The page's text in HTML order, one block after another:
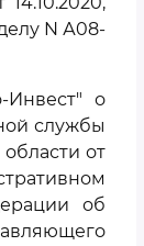
N А08-
Инвест" о
службы
от
об